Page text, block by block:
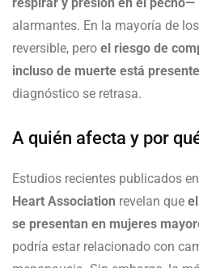
alarmantes. En la mayoría de
reversible, pero el riesgo de
incluso de muerte está presente
diagnóstico se retrasa.
A quién afecta y por
Estudios recientes publicados en
Heart Association revelan que
se presentan en mujeres
podría estar relacionado con